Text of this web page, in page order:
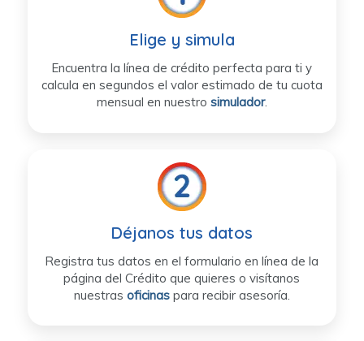
Elige y simula
Encuentra la línea de crédito perfecta para ti y
calcula en segundos el valor estimado de tu cuota
mensual en nuestro simulador.
Déjanos tus datos
Registra tus datos en el formulario en línea de la
página del Crédito que quieres o visítanos
nuestras oficinas para recibir asesoría.